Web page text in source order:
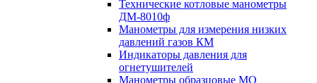
Технические котловые манометры
ДМ-8010ф
Манометры для измерения низких
давлений газов КМ
Индикаторы давления для
огнетушителей
Манометры образцовые МО